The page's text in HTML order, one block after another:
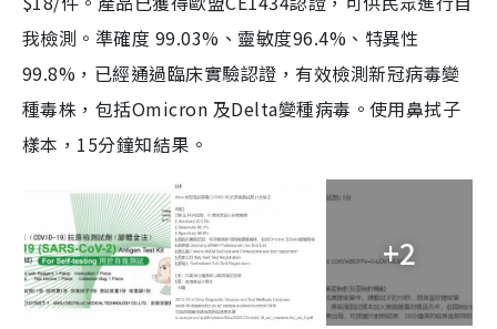
我檢測。準確度 99.03%、靈敏度96.4%、特異性
99.8%，已經通過臨床實驗認證，有效檢測新冠病毒變
種毒株，包括Omicron 及Delta變種病毒。使用鼻拭子
樣本，15分鐘知結果。
+2